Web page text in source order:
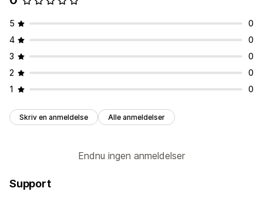
5
0
4
0
3
0
2
0
1
0
Skriv en anmeldelse Alle anmeldelser
Endnu ingen anmeldelser
Support